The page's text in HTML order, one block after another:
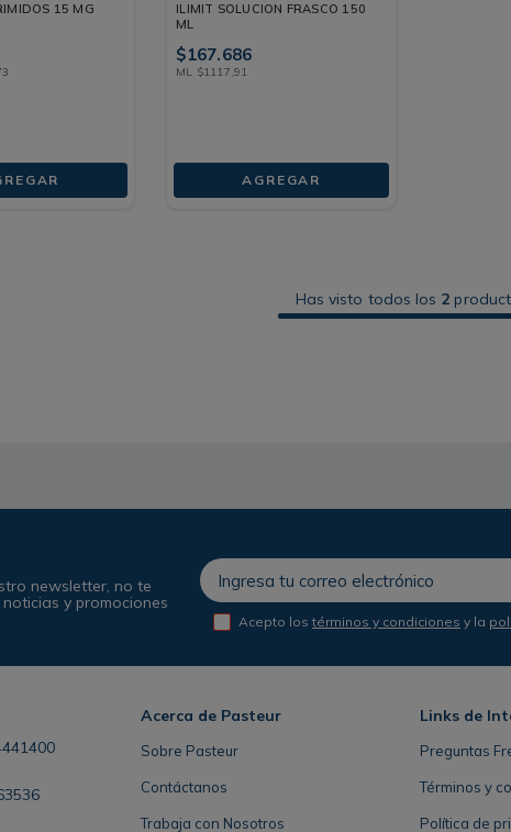
15 MG
ILIMIT SOLUCION FRASCO 150
ML
$167.686
ML $1117,91
AGREGAR
Has visto todos los 2
newsletter, no te
y promociones
Acepto lostérminos y condiciones y la
Acerca de Pasteur
Sobre Pasteur
Contáctanos
Trabaja con Nosotros
Links de
Preguntas
Términos y
Política de